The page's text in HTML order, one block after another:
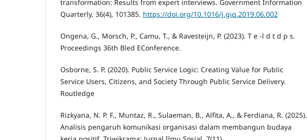
transformation: Results from expert interviews. Government Information
Quarterly, 36(4), 101385. https://doi.org/10.1016/j.giq.2019.06.002
Ongena, G., Morsch, P., Camu, T., & Ravesteijn, P. (2023). T e -l d t d p s.
Proceedings 36th Bled EConference.
Osborne, S. P. (2020). Public Service Logic: Creating Value for Public
Service Users, Citizens, and Society Through Public Service Delivery.
Routledge
Rizkyana, N. P. F., Muntaz, R., Sulaeman, B., Alfita, A., & Ferdiana, R. (2025).
Analisis pengaruh komunikasi organisasi dalam membangun budaya